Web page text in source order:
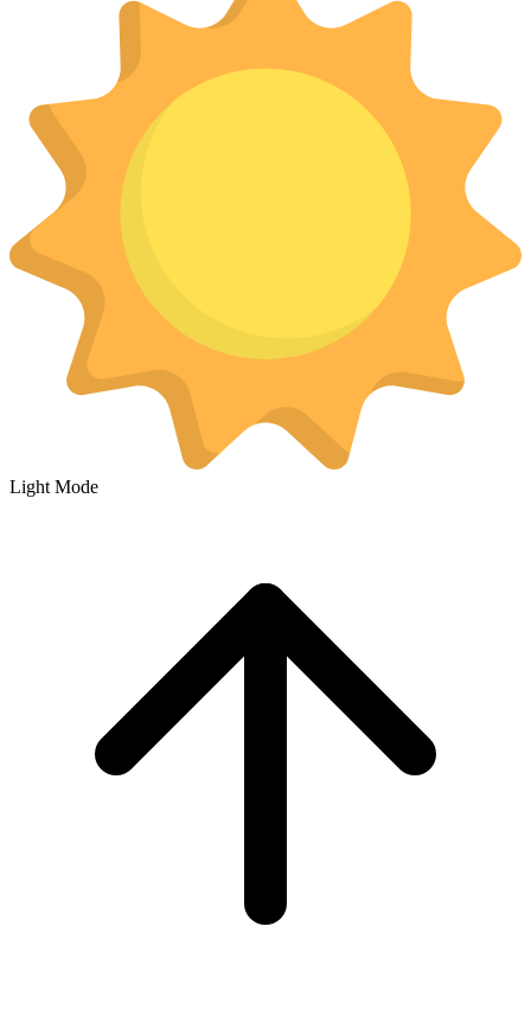
Light Mode